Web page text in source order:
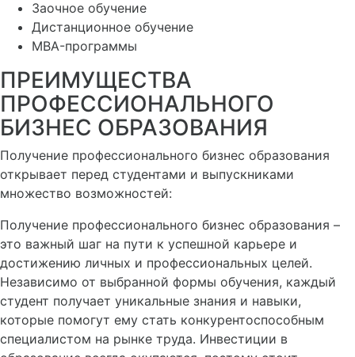
Заочное обучение
Дистанционное обучение
MBA-программы
ПРЕИМУЩЕСТВА
ПРОФЕССИОНАЛЬНОГО
БИЗНЕС ОБРАЗОВАНИЯ
Получение профессионального бизнес образования
открывает перед студентами и выпускниками
множество возможностей:
Получение профессионального бизнес образования –
это важный шаг на пути к успешной карьере и
достижению личных и профессиональных целей.
Независимо от выбранной формы обучения, каждый
студент получает уникальные знания и навыки,
которые помогут ему стать конкурентоспособным
специалистом на рынке труда. Инвестиции в